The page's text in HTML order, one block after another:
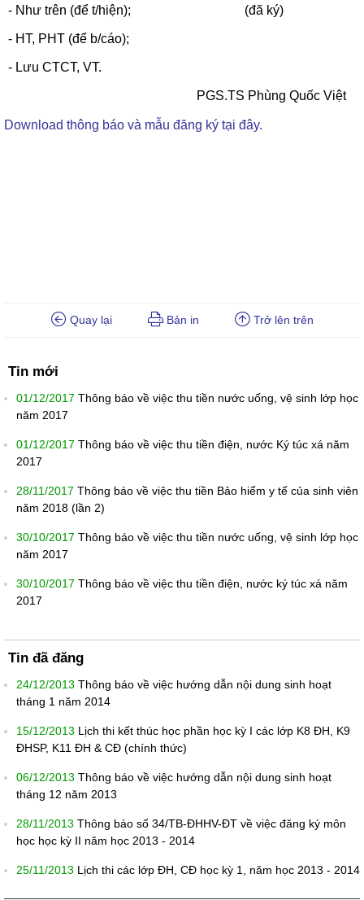
- Như trên (để t/hiện); (đã ký)
- HT, PHT (để b/cáo);
- Lưu CTCT, VT.
PGS.TS Phùng Quốc Việt
Download thông báo và mẫu đăng ký tại đây.
Quay lại Bản in Trở lên trên
Tin mới
01/12/2017 Thông báo về việc thu tiền nước uống, vệ sinh lớp học
năm 2017
01/12/2017 Thông báo về việc thu tiền điện, nước Ký túc xá năm
2017
28/11/2017 Thông báo về việc thu tiền Bảo hiểm y tế của sinh viên
năm 2018 (lần 2)
30/10/2017 Thông báo về việc thu tiền nước uống, vệ sinh lớp học
năm 2017
30/10/2017 Thông báo về việc thu tiền điện, nước ký túc xá năm
2017
Tin đã đăng
24/12/2013 Thông báo về việc hướng dẫn nội dung sinh hoạt
tháng 1 năm 2014
15/12/2013 Lịch thi kết thúc học phần học kỳ I các lớp K8 ĐH, K9
ĐHSP, K11 ĐH & CĐ (chính thức)
06/12/2013 Thông báo về việc hướng dẫn nội dung sinh hoạt
tháng 12 năm 2013
28/11/2013 Thông báo số 34/TB-ĐHHV-ĐT về việc đăng ký môn
học học kỳ II năm học 2013 - 2014
25/11/2013 Lịch thi các lớp ĐH, CĐ học kỳ 1, năm học 2013 - 2014